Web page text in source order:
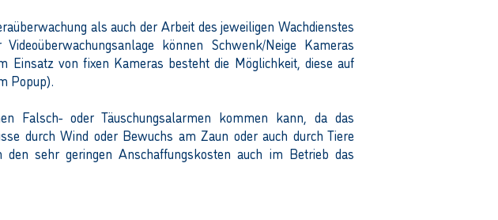
als auch der Arbeit des jeweiligen Wachdienstes
können Schwenk/Neige Kameras
Einsatz von fixen Kameras besteht die Möglichkeit, diese auf
Popup).
Falsch- oder Täuschungsalarmen kommen kann, da das
durch Wind oder Bewuchs am Zaun oder auch durch Tiere
sehr geringen Anschaffungskosten auch im Betrieb das